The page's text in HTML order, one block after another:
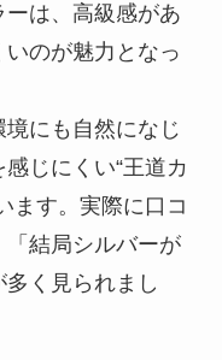
は、高級感があ
のが魅力となっ
にも自然になじ
じにくい“王道カ
ます。実際に口コ
「結局シルバーが
く見られまし